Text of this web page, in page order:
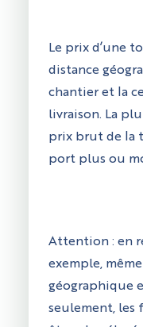
Le prix d’une
distance
chantier et la
livraison. La
prix brut de la
port plus ou
Attention : en
exemple,
géographique
seulement, les